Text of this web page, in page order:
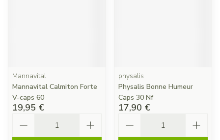
Mannavital
Mannavital Calmiton Forte
V-caps 60
19,95 €
physalis
Physalis Bonne Humeur
Caps 30 Nf
17,90 €